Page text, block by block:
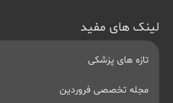
لینک های مفید
تازه های پزشکی
مجله تخصصی فروردین